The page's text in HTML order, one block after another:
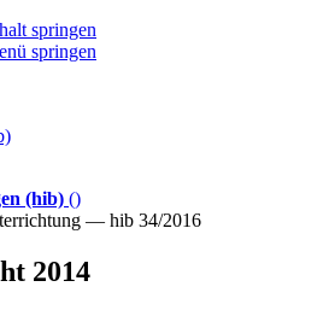
springen
springen
(hib) ()
— hib 34/2016
2014